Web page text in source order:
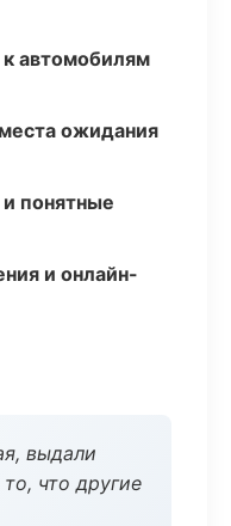
автомобилям
ожидания
понятные
и онлайн-
выдали
что другие